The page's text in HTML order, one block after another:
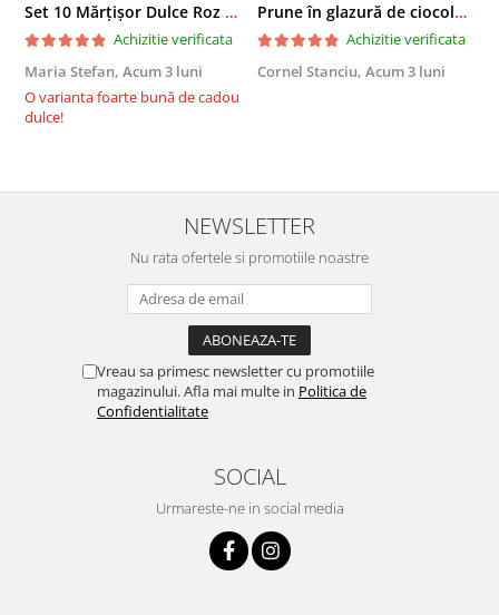
Set 10 Mărțișor Dulce Roz 200g, Cutie Cadou cu Bomboane de Ciocolată
Achizitie verificata
Maria Stefan, Acum 3 luni
O varianta foarte bună de cadou
dulce!
Prune în glazură de ciocolată 2,3 KG
Achizitie verificata
Cornel Stanciu, Acum 3 luni
NEWSLETTER
Nu rata ofertele si promotiile noastre
Vreau sa primesc newsletter cu promotiile
magazinului. Afla mai multe in Politica de
Confidentialitate
SOCIAL
Urmareste-ne in social media